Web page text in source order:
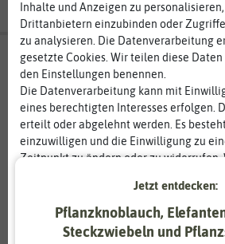
Inhalte und Anzeigen zu
Drittanbietern einzubinden oder
zu analysieren. Die Datenverarbeitung
gesetzte Cookies. Wir teilen diese
den Einstellungen benennen.
Die Datenverarbeitung kann mit
eines berechtigten Interesses erfolgen.
erteilt oder abgelehnt werden. Es
einzuwilligen und die Einwilligung zu
Zeitpunkt zu ändern oder zu widerrufen.
den Diensten erklären wir in unserer
Essenziell
Jetzt entdecken:
Pflanzknoblauch,
Steckzwiebeln und